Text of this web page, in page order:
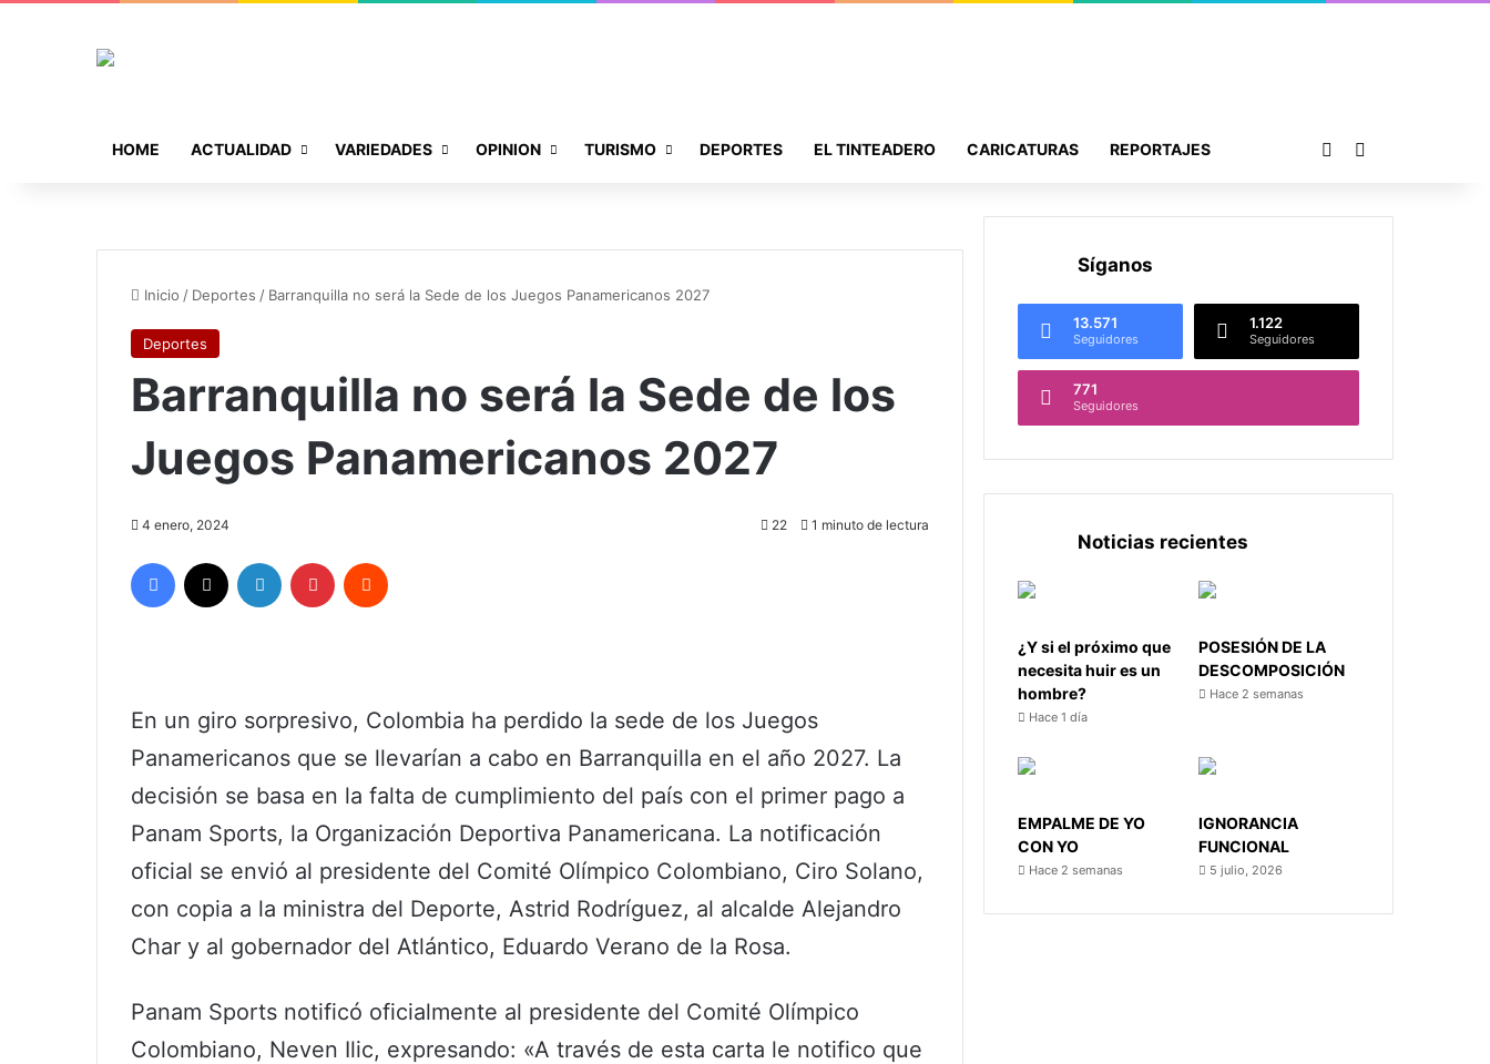
HOME ACTUALIDAD VARIEDADES OPINION TURISMO DEPORTES EL TINTEADERO CARICATURAS REPORTAJES Publicación al azar
Inicio / Deportes / Barranquilla no será la Sede de los Juegos Panamericanos 2027
Deportes
Barranquilla no será la Sede de los
Juegos Panamericanos 2027
4 enero, 2024 22 1 minuto de lectura
Facebook LinkedIn Pinterest
En un giro sorpresivo, Colombia ha perdido la sede de los Juegos
Panamericanos que se llevarían a cabo en Barranquilla en el año 2027. La
decisión se basa en la falta de cumplimiento del país con el primer pago a
Panam Sports, la Organización Deportiva Panamericana. La notificación
oficial se envió al presidente del Comité Olímpico Colombiano, Ciro Solano,
con copia a la ministra del Deporte, Astrid Rodríguez, al alcalde Alejandro
Char y al gobernador del Atlántico, Eduardo Verano de la Rosa.
Panam Sports notificó oficialmente al presidente del Comité Olímpico
Colombiano, Neven Ilic, expresando: «A través de esta carta le notifico que
Síganos
13.571
Seguidores
1.122
Seguidores
771
Seguidores
Noticias recientes
¿Y si el próximo que
necesita huir es un
hombre?
Hace 1 día
POSESIÓN DE LA
DESCOMPOSICIÓN
Hace 2 semanas
EMPALME DE YO
CON YO
Hace 2 semanas
IGNORANCIA
FUNCIONAL
5 julio, 2026